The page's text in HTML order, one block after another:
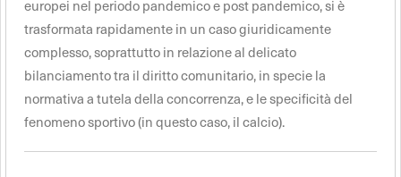
europei nel periodo pandemico e post pandemico, si è
trasformata rapidamente in un caso giuridicamente
complesso, soprattutto in relazione al delicato
bilanciamento tra il diritto comunitario, in specie la
normativa a tutela della concorrenza, e le specificità del
fenomeno sportivo (in questo caso, il calcio).